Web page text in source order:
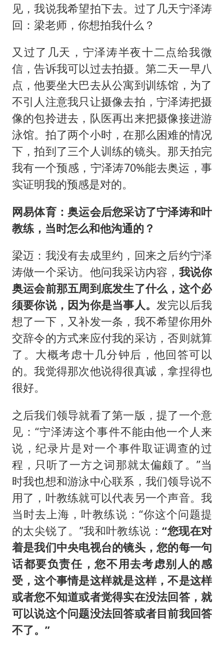
见，我说我希望拍下去。过了几天宁泽涛
回：梁老师，你想拍我什么？
又过了几天，宁泽涛半夜十二点给我微
信，告诉我可以过去拍摄。第二天一早八
点，他要坐大巴去从公寓到训练馆，为了
不引人注意我只让摄像去拍，宁泽涛把摄
像的包拎进去，队医再出来把摄像接进游
泳馆。拍了两个小时，在那么困难的情况
下，拍到了三个人训练的镜头。那天拍完
我有一个预感，宁泽涛70%能去奥运，事
实证明我的预感是对的。
网易体育：奥运会后您采访了宁泽涛和叶
教练，当时怎么和他沟通的？
梁迈：我没有去成里约，回来之后约宁泽
涛做一个采访。他问我采访内容， 我说你
奥运会前那五周到底发生了什么，这个必
须要你说，因为你是当事人。发完以后我
想了一下，又补发一条，我不希望你用外
交辞令的方式来应付我的采访，否则就算
了。大概考虑十几分钟后，他回答可以
的。我觉得那次他说得很真诚，拿捏得也
很好。
之后我们领导就看了第一版，提了一个意
见：“宁泽涛这个事件不能由他一个人来
说，纪录片是对一个事件取证调查的过
程，只听了一方之词那就太偏颇了。”当
时我也想和游泳中心联系，我们领导说不
用了，叶教练就可以代表另一个声音。我
当时去上海，叶教练说：“你这个问题提
的太尖锐了。”我和叶教练说：“您现在对
着是我们中央电视台的镜头，您的每一句
话都要负责任，您不用去考虑别人的感
受，这个事情是这样就是这样，不是这样
或者您不知道或者觉得实在没法回答，就
可以说这个问题没法回答或者目前我回答
不了。”